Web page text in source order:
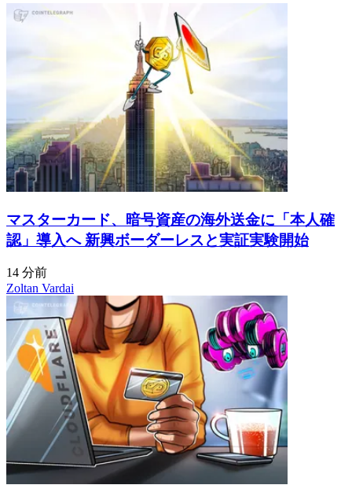
マスターカード、暗号資産の海外送金に「本人確
認」導入へ 新興ボーダーレスと実証実験開始
14 分前
Zoltan Vardai